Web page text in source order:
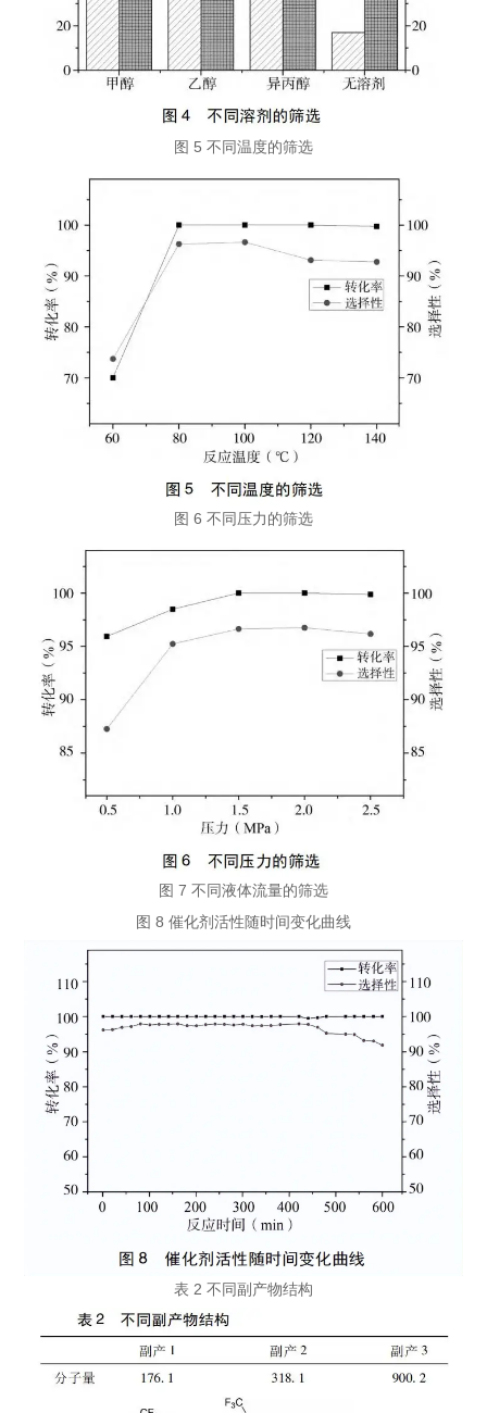
图 5 不同温度的筛选
图 6 不同压力的筛选
图 7 不同液体流量的筛选
图 8 催化剂活性随时间变化曲线
表 2 不同副产物结构